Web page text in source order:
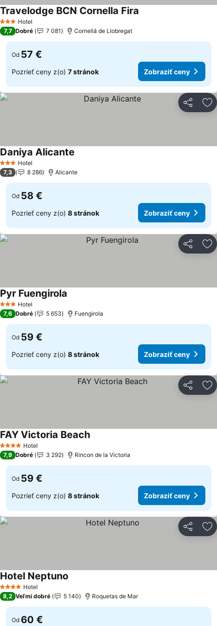
3 Počet hviezdičiek
Hotel
Travelodge BCN Cornella Fira
7,7 Dobré 7 081 Cornellá de Llobregat
Od 57 €
Pozrieť ceny z(o) 7 stránok Zobraziť ceny
Zdieľať
3 Počet hviezdičiek
Hotel
Daniya Alicante
7,3 8 286 Alicante
Od 58 €
Pozrieť ceny z(o) 8 stránok Zobraziť ceny
Zdieľať
3 Počet hviezdičiek
Hotel
Pyr Fuengirola
7,6 Dobré 5 653 Fuengirola
Od 59 €
Pozrieť ceny z(o) 8 stránok Zobraziť ceny
Zdieľať
4 Počet hviezdičiek
Hotel
FAY Victoria Beach
7,9 Dobré 3 292 Rincon de la Victoria
Od 59 €
Pozrieť ceny z(o) 8 stránok Zobraziť ceny
Zdieľať
4 Počet hviezdičiek
Hotel
Hotel Neptuno
8,2 Veľmi dobré 5 140 Roquetas de Mar
Od 60 €